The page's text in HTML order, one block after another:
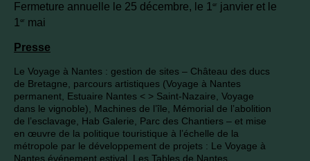
Fermeture annuelle le 25 décembre, le 1er
janvier et le
1er mai
Presse
Le Voyage à Nantes : gestion de sites – Château des ducs
de Bretagne, parcours artistiques (Voyage à Nantes
permanent, Estuaire Nantes < > Saint-Nazaire, Voyage
dans le vignoble), Machines de l’île, Mémorial de l’abolition
de l’esclavage, Hab Galerie, Parc des Chantiers – et mise
en œuvre de la politique touristique à l’échelle de la
métropole par le développement de projets : Le Voyage à
Nantes événement estival, Les Tables de Nantes,